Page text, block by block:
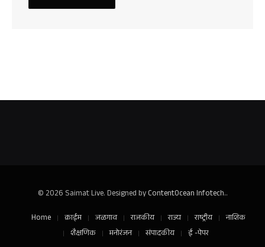
© 2026 Saimat Live. Designed byContentOcean Infotech..
Home
क्राईम जळगाव राजकीय राज्य राष्ट्रीय
नाशिक
शैक्षणिक
मनोरंजन संपादकीय ई -पेपर